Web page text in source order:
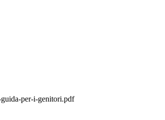
per-i-genitori.pdf